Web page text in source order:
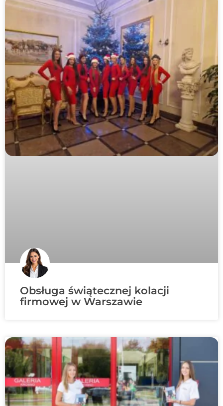
Obsługa świątecznej kolacji
firmowej w Warszawie